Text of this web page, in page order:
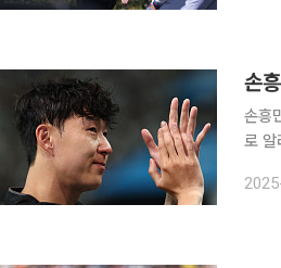
손
손흥
로 알
일(